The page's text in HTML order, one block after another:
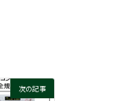
次の記事